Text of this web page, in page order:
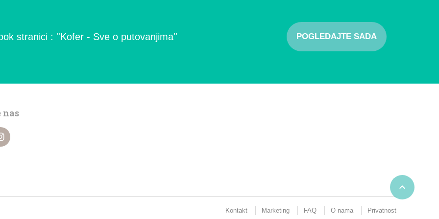
stranici : ''Kofer - Sve o putovanjima'' POGLEDAJTE SADA
Kontakt Marketing FAQ O nama Privatnost
